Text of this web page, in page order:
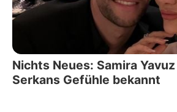
Nichts Neues: Samira
Serkans Gefühle bekannt